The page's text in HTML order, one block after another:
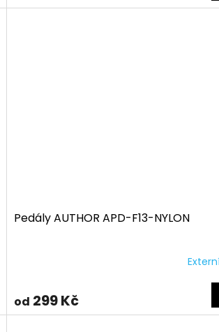
Pedály AUTHOR APD-F13-NYLON
od 299 Kč